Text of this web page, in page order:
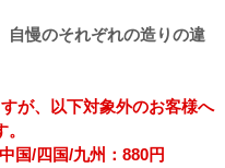
慢のそれぞれの造りの違
が、以下対象外のお客様へ
国/四国/九州：880円